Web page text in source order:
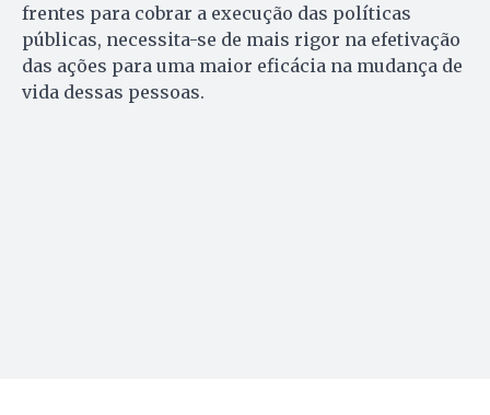
frentes para cobrar a execução das políticas
públicas, necessita-se de mais rigor na efetivação
das ações para uma maior eficácia na mudança de
vida dessas pessoas.